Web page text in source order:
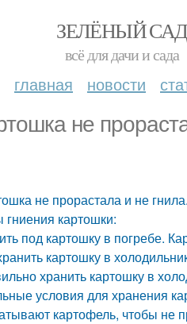
ЗЕЛЁНЫЙ САД
всё для дачи и сада
главная новости
не
не прорастала и не
картошки:
под картошку в погребе.
картошку в
хранить картошку в
условия для хранения
картофель, чтобы не